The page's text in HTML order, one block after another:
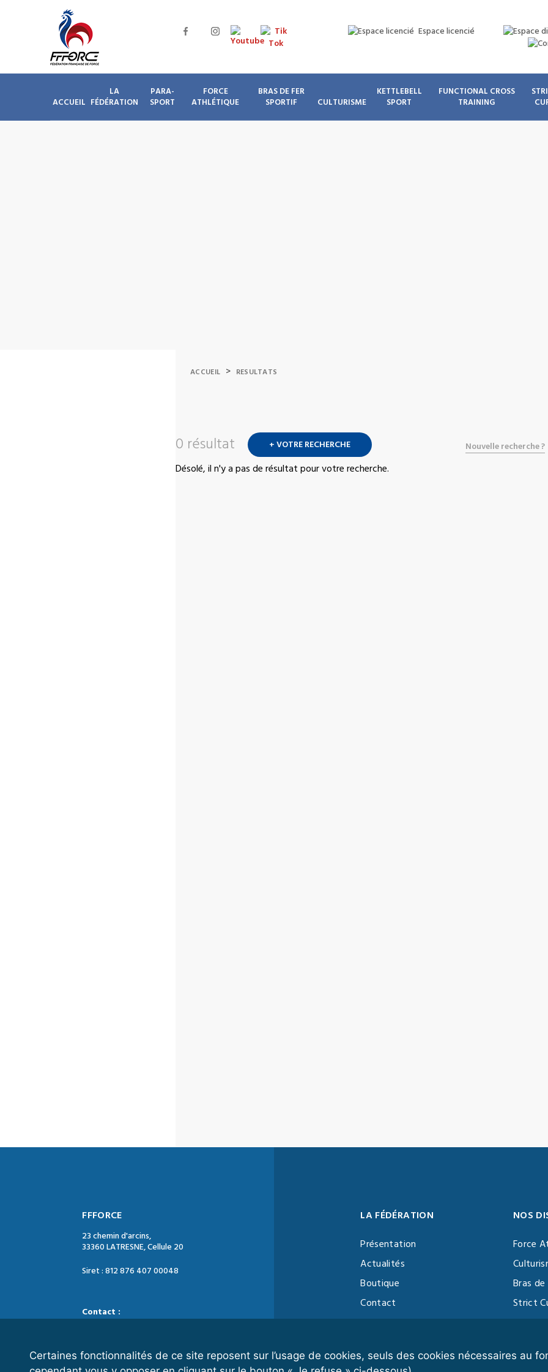
Certaines fonctionnalités de ce site reposent sur l’usage de cookies, seuls des cookies nécessaires au
Espace licencié
ACCUEIL
LA
FÉDÉRATION
PARA-
SPORT
FORCE
ATHLÉTIQUE
BRAS DE FER
SPORTIF
CULTURISME
KETTLEBELL
SPORT
FUNCTIONAL CROSS
TRAINING
ACCUEIL > RESULTATS
0 résultat + VOTRE RECHERCHE Nouvelle recherche ?
Désolé, il n'y a pas de résultat pour votre recherche.
FFFORCE
23 chemin d'arcins,
33360 LATRESNE, Cellule 20
Siret : 812 876 407 00048
Contact :
LA FÉDÉRATION
Présentation
Actualités
Boutique
Contact
Vidéothèque
NOS
Force
Bras
Strict